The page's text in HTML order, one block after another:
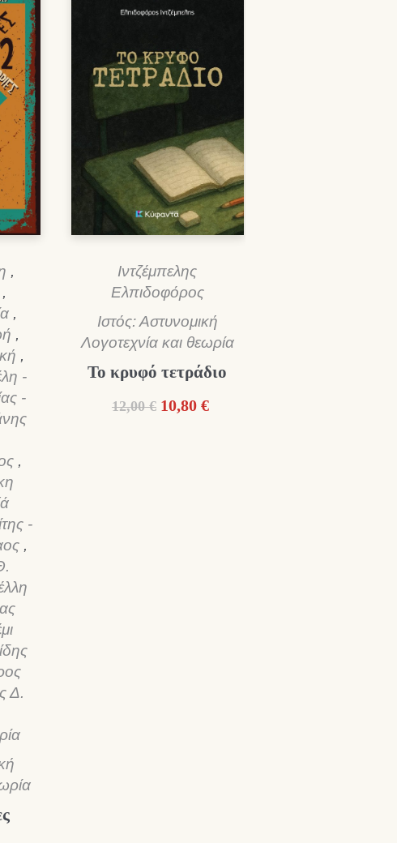
,
,
,
,
,
-
-
,
-
,
Δ.
Ιντζέμπελης
Ελπιδοφόρος
Ιστός: Αστυνομική
Λογοτεχνία και θεωρία
Το κρυφό τετράδιο
12,00 € Original
10,80 €Η